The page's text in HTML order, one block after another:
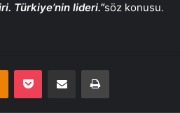
Türkiye’nin lideri.”söz konusu.
Odnoklassniki
Pocket E-Posta ile paylaş Yazdır